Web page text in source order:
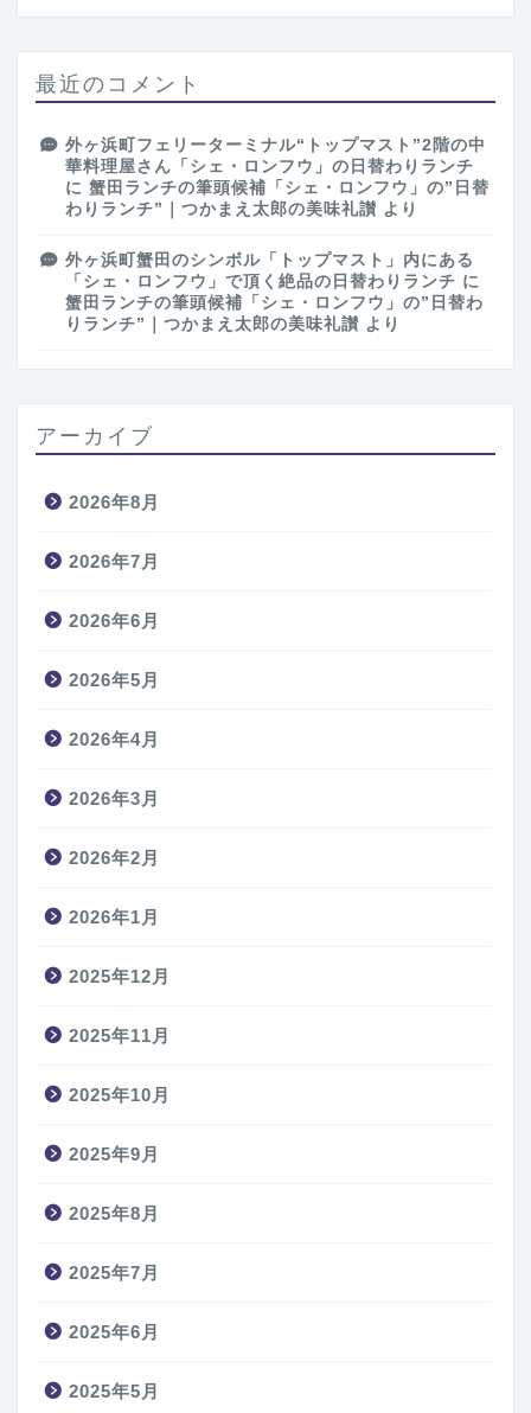
最近のコメント
外ヶ浜町フェリーターミナル“トップマスト”2階の中
華料理屋さん「シェ・ロンフウ」の日替わりランチ
に 蟹田ランチの筆頭候補「シェ・ロンフウ」の”日替
わりランチ”｜つかまえ太郎の美味礼讃 より
外ヶ浜町蟹田のシンボル「トップマスト」内にある
「シェ・ロンフウ」で頂く絶品の日替わりランチ に
蟹田ランチの筆頭候補「シェ・ロンフウ」の”日替わ
りランチ”｜つかまえ太郎の美味礼讃 より
アーカイブ
2026年8月
2026年7月
2026年6月
2026年5月
2026年4月
2026年3月
2026年2月
2026年1月
2025年12月
2025年11月
2025年10月
2025年9月
2025年8月
2025年7月
2025年6月
2025年5月